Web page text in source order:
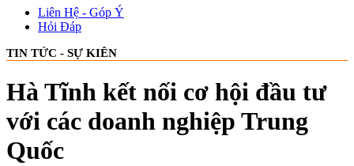
Liên Hệ - Góp Ý
Hỏi Đáp
TIN TỨC - SỰ KIÊN
Hà Tĩnh kết nối cơ hội đầu tư
với các doanh nghiệp Trung
Quốc